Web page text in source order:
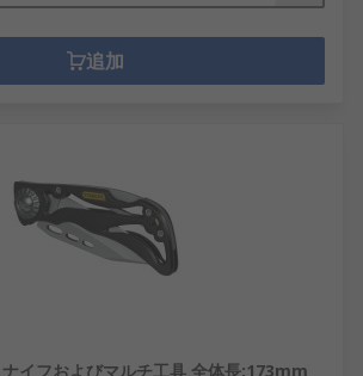
追加
イフおよびマルチ工具 全体長:173mm